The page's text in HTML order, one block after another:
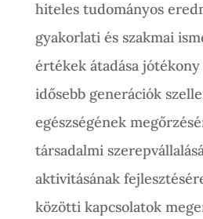
hiteles tudományos
gyakorlati és szakmai
értékek átadása
idősebb generációk
egészségének
társadalmi
aktivitásának
közötti kapcsolatok